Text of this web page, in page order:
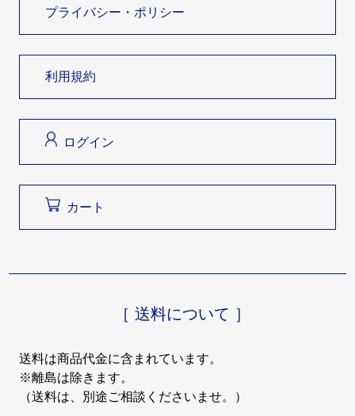
プライバシー・ポリシー
利用規約
ログイン
カート
［ 送料について ］
送料は商品代金に含まれています。
※離島は除きます。
（送料は、別途ご相談くださいませ。）